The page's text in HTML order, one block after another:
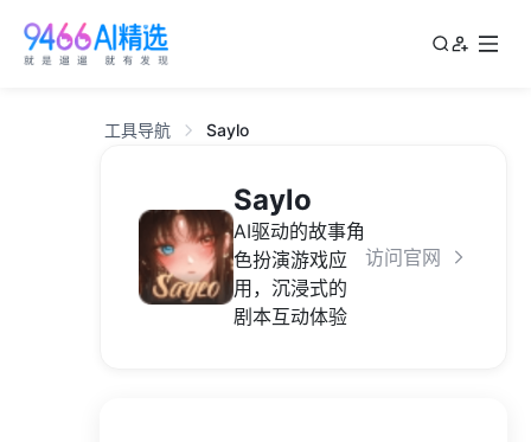
工具导航 Saylo
Saylo
AI驱动的故事角
色扮演游戏应
用，沉浸式的
剧本互动体验
访问官网